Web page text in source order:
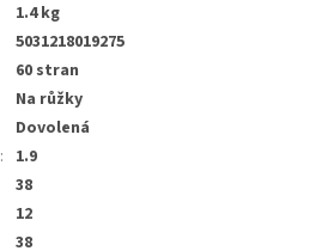
1.4 kg
5031218019275
60 stran
Na růžky
Dovolená
: 1.9
38
12
38